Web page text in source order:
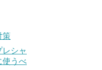
策
シャ
使うべ